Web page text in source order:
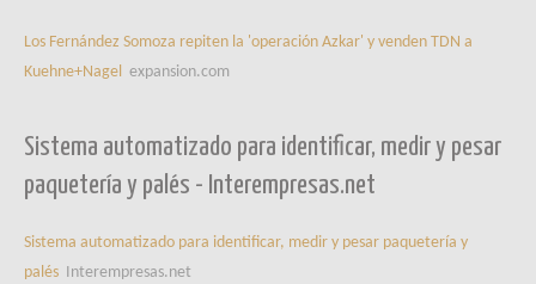
Los Fernández Somoza repiten la 'operación Azkar' y venden TDN a
Kuehne+Nagel expansion.com
Sistema automatizado para identificar, medir y pesar
paquetería y palés - Interempresas.net
Sistema automatizado para identificar, medir y pesar paquetería y
palés Interempresas.net